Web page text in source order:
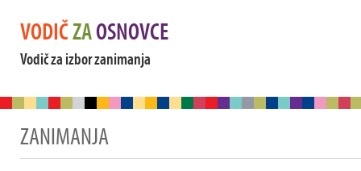
VODIČZAOSNOVCE
Vodič za izbor zanimanja
ZANIMANJA